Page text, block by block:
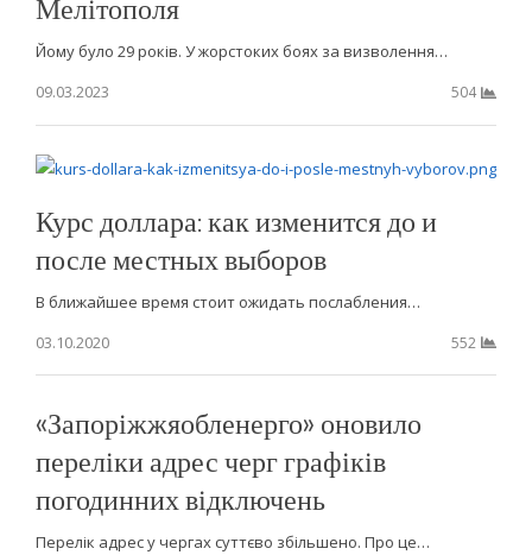
Мелітополя
Йому було 29 років. У жорстоких боях за визволення…
09.03.2023
504
Курс доллара: как изменится до и
после местных выборов
В ближайшее время стоит ожидать послабления…
03.10.2020
552
«Запоріжжяобленерго» оновило
переліки адрес черг графіків
погодинних відключень
Перелік адрес у чергах суттєво збільшено. Про це…